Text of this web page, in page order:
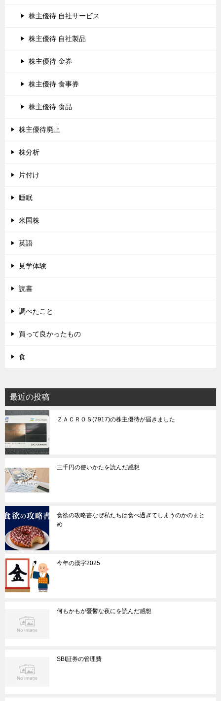
株主優待 自社サービス
株主優待 自社製品
株主優待 金券
株主優待 食事券
株主優待 食品
株主優待廃止
株分析
片付け
睡眠
米国株
英語
見学体験
読書
調べたこと
買って良かったもの
食
最近の投稿
ＺＡＣＲＯＳ(7917)の株主優待が届きました
三千円の使いかたを読んだ感想
食欲の攻略書なぜ私たちは食べ過ぎてしまうのかのまと
め
今年の漢字2025
何もかもが憂鬱な夜にを読んだ感想
SBI証券の管理費